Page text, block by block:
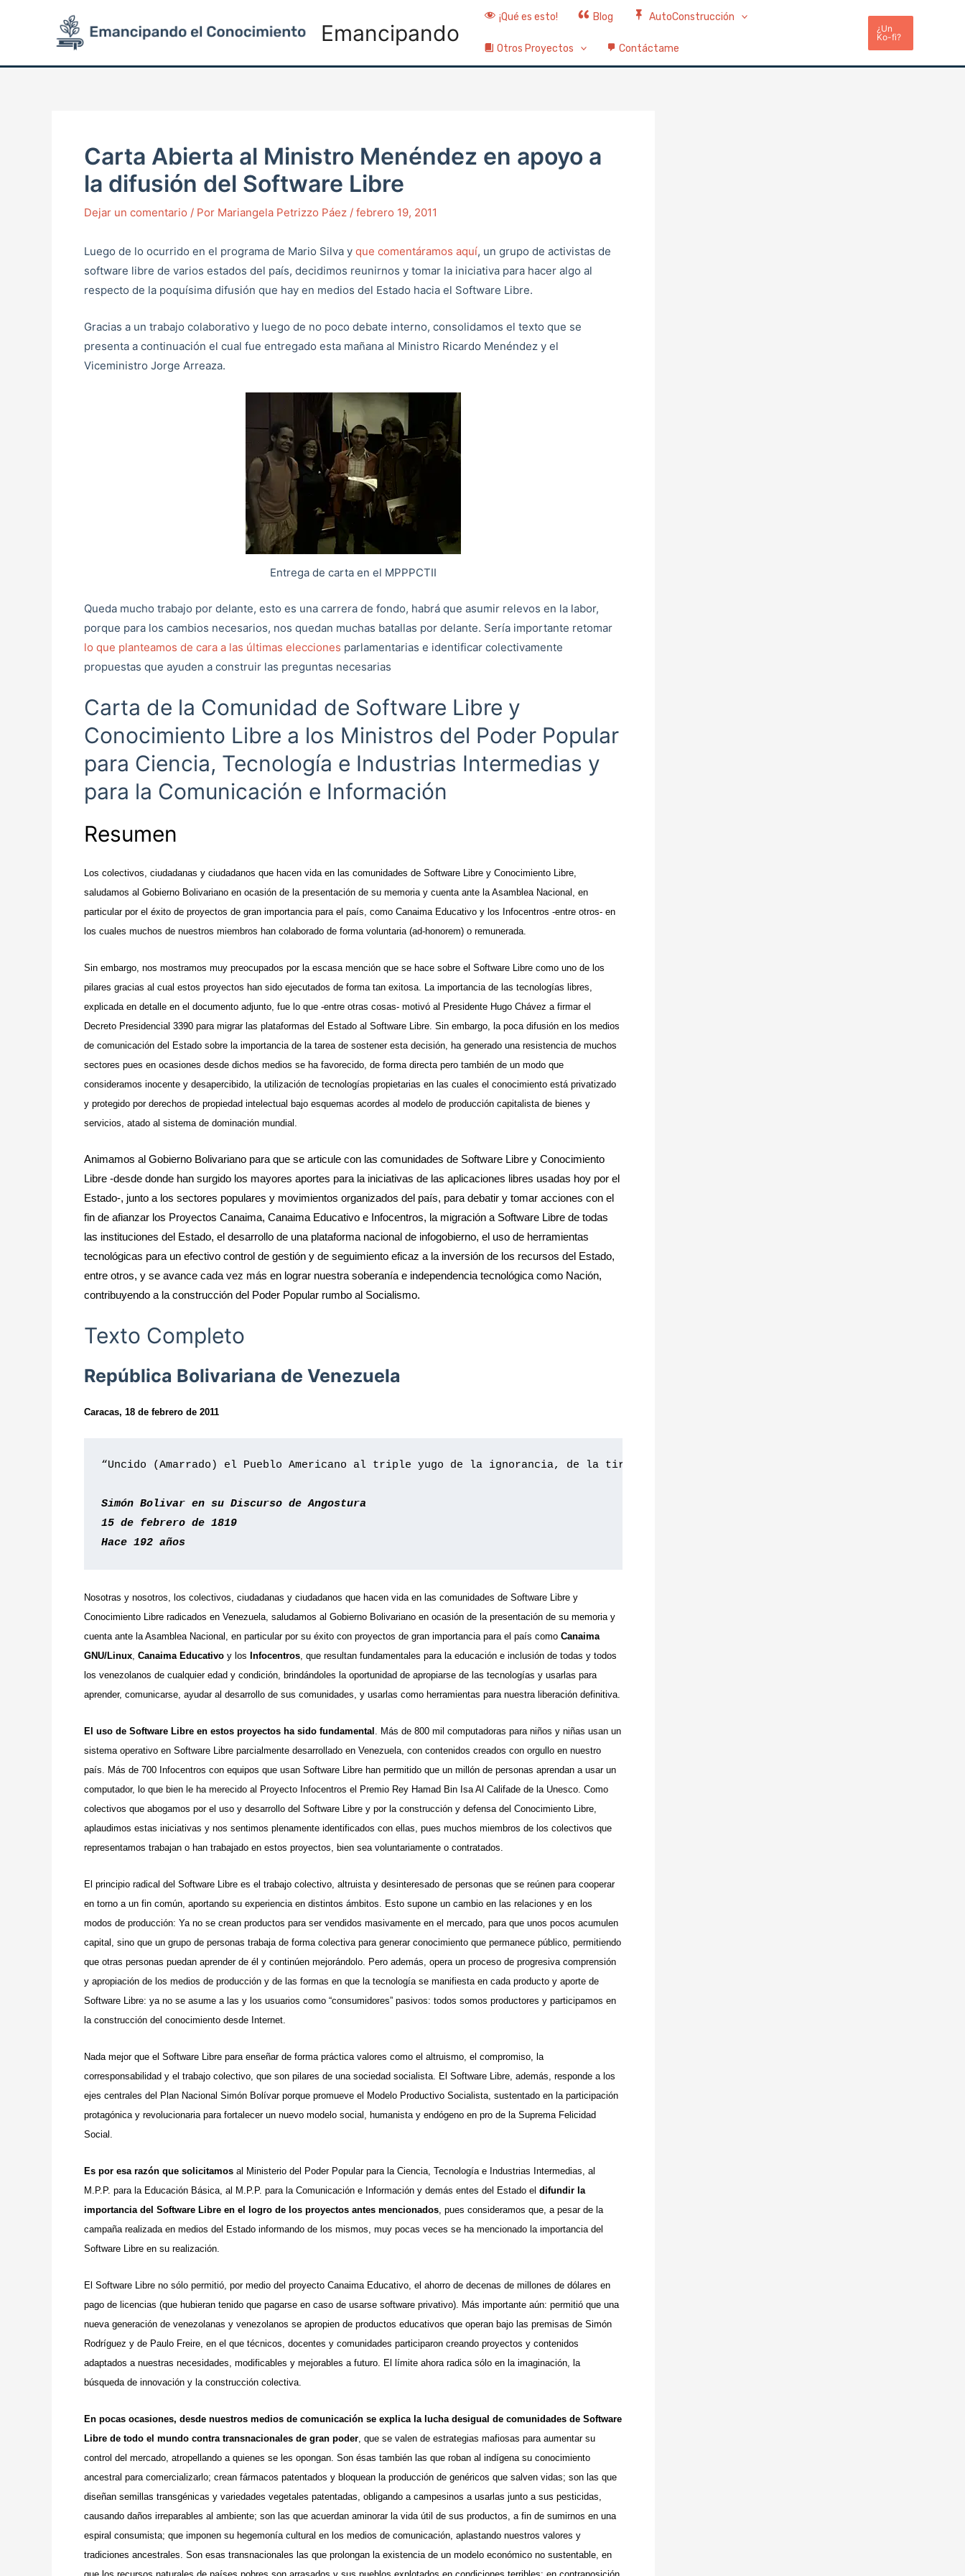
Emancipando
¡Qué es esto! Blog AutoConstrucción
Otros Proyectos Contáctame
¿Un
Ko-fi?
Carta Abierta al Ministro Menéndez en apoyo a
la difusión del Software Libre
Dejar un comentario / Por Mariangela Petrizzo Páez / febrero 19, 2011
Luego de lo ocurrido en el programa de Mario Silva y que comentáramos aquí, un grupo de activistas de
software libre de varios estados del país, decidimos reunirnos y tomar la iniciativa para hacer algo al
respecto de la poquísima difusión que hay en medios del Estado hacia el Software Libre.
Gracias a un trabajo colaborativo y luego de no poco debate interno, consolidamos el texto que se
presenta a continuación el cual fue entregado esta mañana al Ministro Ricardo Menéndez y el
Viceministro Jorge Arreaza.
Entrega de carta en el MPPPCTII
Queda mucho trabajo por delante, esto es una carrera de fondo, habrá que asumir relevos en la labor,
porque para los cambios necesarios, nos quedan muchas batallas por delante. Sería importante retomar
lo que planteamos de cara a las últimas elecciones parlamentarias e identificar colectivamente
propuestas que ayuden a construir las preguntas necesarias
Carta de la Comunidad de Software Libre y
Conocimiento Libre a los Ministros del Poder Popular
para Ciencia, Tecnología e Industrias Intermedias y
para la Comunicación e Información
Resumen
Los colectivos, ciudadanas y ciudadanos que hacen vida en las comunidades de Software Libre y Conocimiento Libre,
saludamos al Gobierno Bolivariano en ocasión de la presentación de su memoria y cuenta ante la Asamblea Nacional, en
particular por el éxito de proyectos de gran importancia para el país, como Canaima Educativo y los Infocentros -entre otros- en
los cuales muchos de nuestros miembros han colaborado de forma voluntaria (ad-honorem) o remunerada.
Sin embargo, nos mostramos muy preocupados por la escasa mención que se hace sobre el Software Libre como uno de los
pilares gracias al cual estos proyectos han sido ejecutados de forma tan exitosa. La importancia de las tecnologías libres,
explicada en detalle en el documento adjunto, fue lo que -entre otras cosas- motivó al Presidente Hugo Chávez a firmar el
Decreto Presidencial 3390 para migrar las plataformas del Estado al Software Libre. Sin embargo, la poca difusión en los medios
de comunicación del Estado sobre la importancia de la tarea de sostener esta decisión, ha generado una resistencia de muchos
sectores pues en ocasiones desde dichos medios se ha favorecido, de forma directa pero también de un modo que
consideramos inocente y desapercibido, la utilización de tecnologías propietarias en las cuales el conocimiento está privatizado
y protegido por derechos de propiedad intelectual bajo esquemas acordes al modelo de producción capitalista de bienes y
servicios, atado al sistema de dominación mundial.
Animamos al Gobierno Bolivariano para que se articule con las comunidades de Software Libre y Conocimiento
Libre -desde donde han surgido los mayores aportes para la iniciativas de las aplicaciones libres usadas hoy por el
Estado-, junto a los sectores populares y movimientos organizados del país, para debatir y tomar acciones con el
fin de afianzar los Proyectos Canaima, Canaima Educativo e Infocentros, la migración a Software Libre de todas
las instituciones del Estado, el desarrollo de una plataforma nacional de infogobierno, el uso de herramientas
tecnológicas para un efectivo control de gestión y de seguimiento eficaz a la inversión de los recursos del Estado,
entre otros, y se avance cada vez más en lograr nuestra soberanía e independencia tecnológica como Nación,
contribuyendo a la construcción del Poder Popular rumbo al Socialismo.
Texto Completo
República Bolivariana de Venezuela
Caracas, 18 de febrero de 2011
“Uncido (Amarrado) el Pueblo Americano al triple yugo de la ignorancia, de la tiranía y del vicio, no hemos podido adquirir ni
Simón Bolivar en su Discurso de Angostura
15 de febrero de 1819
Hace 192 años
Nosotras y nosotros, los colectivos, ciudadanas y ciudadanos que hacen vida en las comunidades de Software Libre y
Conocimiento Libre radicados en Venezuela, saludamos al Gobierno Bolivariano en ocasión de la presentación de su memoria y
cuenta ante la Asamblea Nacional, en particular por su éxito con proyectos de gran importancia para el país como Canaima
GNU/Linux Canaima Educativo y los Infocentros , que resultan fundamentales para la educación e inclusión de todas y todos
los venezolanos de cualquier edad y condición, brindándoles la oportunidad de apropiarse de las tecnologías y usarlas para
aprender, comunicarse, ayudar al desarrollo de sus comunidades, y usarlas como herramientas para nuestra liberación definitiva.
El uso de Software Libre en estos proyectos ha sido fundamental
. Más de 800 mil computadoras para niños y niñas usan un
sistema operativo en Software Libre parcialmente desarrollado en Venezuela, con contenidos creados con orgullo en nuestro
país. Más de 700 Infocentros con equipos que usan Software Libre han permitido que un millón de personas aprendan a usar un
computador, lo que bien le ha merecido al Proyecto Infocentros el Premio Rey Hamad Bin Isa Al Califade de la Unesco. Como
colectivos que abogamos por el uso y desarrollo del Software Libre y por la construcción y defensa del Conocimiento Libre,
aplaudimos estas iniciativas y nos sentimos plenamente identificados con ellas, pues muchos miembros de los colectivos que
representamos trabajan o han trabajado en estos proyectos, bien sea voluntariamente o contratados.
El principio radical del Software Libre es el trabajo colectivo, altruista y desinteresado de personas que se reúnen para cooperar
en torno a un fin común, aportando su experiencia en distintos ámbitos. Esto supone un cambio en las relaciones y en los
modos de producción: Ya no se crean productos para ser vendidos masivamente en el mercado, para que unos pocos acumulen
capital, sino que un grupo de personas trabaja de forma colectiva para generar conocimiento que permanece público, permitiendo
que otras personas puedan aprender de él y continúen mejorándolo. Pero además, opera un proceso de progresiva comprensión
y apropiación de los medios de producción y de las formas en que la tecnología se manifiesta en cada producto y aporte de
Software Libre: ya no se asume a las y los usuarios como “consumidores” pasivos: todos somos productores y participamos en
la construcción del conocimiento desde Internet.
Nada mejor que el Software Libre para enseñar de forma práctica valores como el altruismo, el compromiso, la
corresponsabilidad y el trabajo colectivo, que son pilares de una sociedad socialista. El Software Libre, además, responde a los
ejes centrales del Plan Nacional Simón Bolívar porque promueve el Modelo Productivo Socialista, sustentado en la participación
protagónica y revolucionaria para fortalecer un nuevo modelo social, humanista y endógeno en pro de la Suprema Felicidad
Social.
Es por esa razón que solicitamos al Ministerio del Poder Popular para la Ciencia, Tecnología e Industrias Intermedias, al
M.P.P. para la Educación Básica, al M.P.P. para la Comunicación e Información y demás entes del Estado el difundir la
importancia del Software Libre en el logro de los proyectos antes mencionados , pues consideramos que, a pesar de la
campaña realizada en medios del Estado informando de los mismos, muy pocas veces se ha mencionado la importancia del
Software Libre en su realización.
El Software Libre no sólo permitió, por medio del proyecto Canaima Educativo, el ahorro de decenas de millones de dólares en
pago de licencias (que hubieran tenido que pagarse en caso de usarse software privativo). Más importante aún: permitió que una
nueva generación de venezolanas y venezolanos se apropien de productos educativos que operan bajo las premisas de Simón
Rodríguez y de Paulo Freire, en el que técnicos, docentes y comunidades participaron creando proyectos y contenidos
adaptados a nuestras necesidades, modificables y mejorables a futuro. El límite ahora radica sólo en la imaginación, la
búsqueda de innovación y la construcción colectiva.
En pocas ocasiones, desde nuestros medios de comunicación se explica la lucha desigual de comunidades de Software
Libre de todo el mundo contra transnacionales de gran poder , que se valen de estrategias mafiosas para aumentar su
control del mercado, atropellando a quienes se les opongan. Son ésas también las que roban al indígena su conocimiento
ancestral para comercializarlo; crean fármacos patentados y bloquean la producción de genéricos que salven vidas; son las que
diseñan semillas transgénicas y variedades vegetales patentadas, obligando a campesinos a usarlas junto a sus pesticidas,
causando daños irreparables al ambiente; son las que acuerdan aminorar la vida útil de sus productos, a fin de sumirnos en una
espiral consumista; que imponen su hegemonía cultural en los medios de comunicación, aplastando nuestros valores y
tradiciones ancestrales. Son esas transnacionales las que prolongan la existencia de un modelo económico no sustentable, en
navigation